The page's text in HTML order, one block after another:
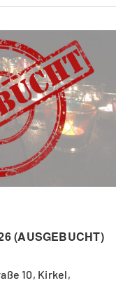
(AUSGEBUCHT)
10, Kirkel,